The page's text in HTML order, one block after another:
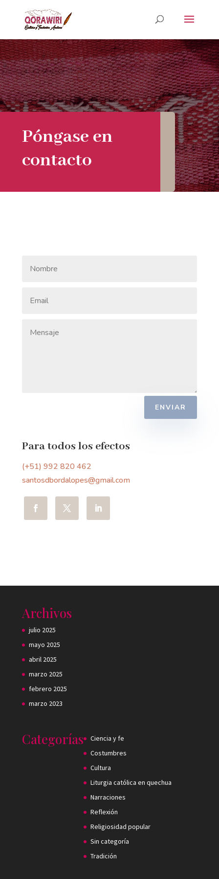
Póngase en
contacto
ENVIAR
Para todos los efectos
(+51) 992 820 462
santosdbordalopes@gmail.com
Archivos
julio 2025
mayo 2025
abril 2025
marzo 2025
febrero 2025
marzo 2023
Categorías
Ciencia y fe
Costumbres
Cultura
Liturgia católica en quechua
Narraciones
Reflexión
Religiosidad popular
Sin categoría
Tradición